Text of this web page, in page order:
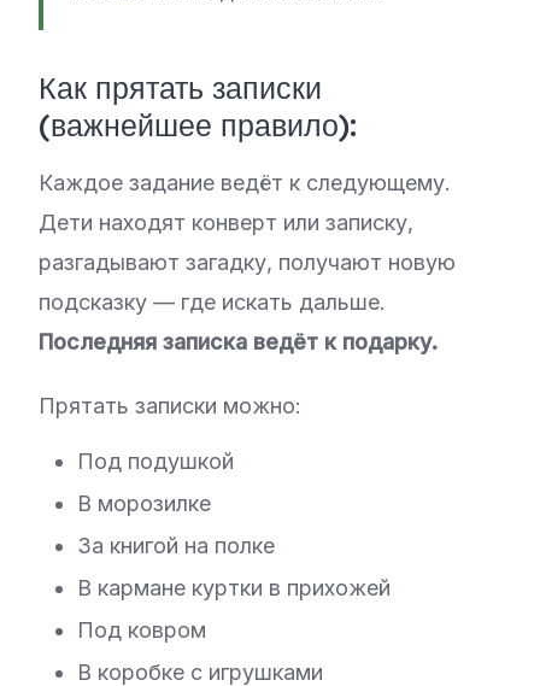
Как прятать записки
(важнейшее правило):
Каждое задание ведёт к следующему.
Дети находят конверт или записку,
разгадывают загадку, получают новую
подсказку — где искать дальше.
Последняя записка ведёт к подарку.
Прятать записки можно:
Под подушкой
В морозилке
За книгой на полке
В кармане куртки в прихожей
Под ковром
В коробке с игрушками